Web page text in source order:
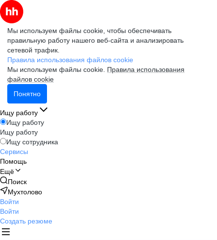
Мы используем файлы cookie, чтобы обеспечивать
правильную работу нашего веб-сайта и анализировать
сетевой трафик.
Правила использования файлов cookie
Мы используем файлы cookie. Правила использования
файлов cookie
Понятно
Ищу работу
Ищу работу
Ищу работу
Ищу сотрудника
Сервисы
Помощь
Ещё
Поиск
Мухтолово
Войти
Войти
Создать резюме